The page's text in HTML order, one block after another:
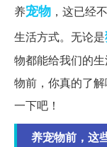
养宠物 ，这已经
生活方式。无论是
物都能给我们的
物前，你真的了
一下吧！
养宠物前，这